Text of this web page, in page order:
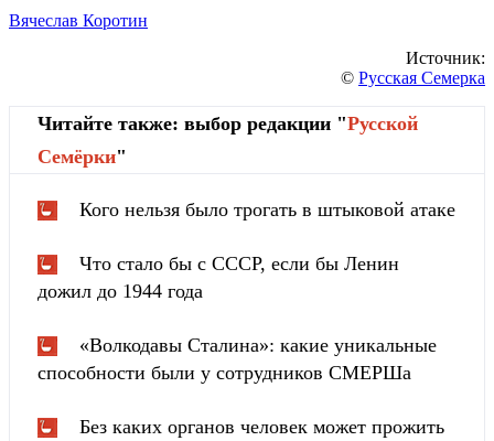
Вячеслав Коротин
Источник:
© Русская Семерка
Читайте также: выбор редакции "Русской
Cемёрки"
Кого нельзя было трогать в штыковой атаке
Что стало бы с СССР, если бы Ленин
дожил до 1944 года
«Волкодавы Сталина»: какие уникальные
способности были у сотрудников СМЕРШа
Без каких органов человек может прожить